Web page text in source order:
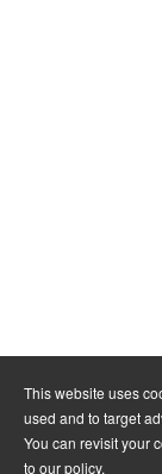
This website uses
used and to target
You can revisit your
to our policy.